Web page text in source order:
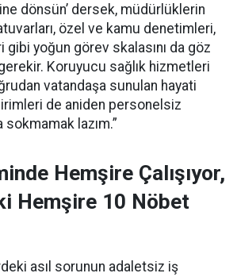
dönsün’ dersek, müdürlüklerin
özel ve kamu denetimleri,
yoğun görev skalasını da göz
Koruyucu sağlık hizmetleri
vatandaşa sunulan hayati
de aniden personelsiz
sokmamak lazım.”
Hemşire Çalışıyor,
Hemşire 10 Nöbet
asıl sorunun adaletsiz iş